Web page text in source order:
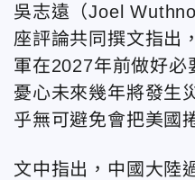
吳志遠（Joel
座評論共同撰文指出
軍在2027年前做好必
憂心未來幾年將發生
乎無可避免會把美國
文中指出，中國大陸